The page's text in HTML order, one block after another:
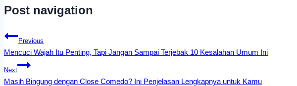
Post navigation
Previous
Mencuci Wajah Itu Penting, Tapi Jangan Sampai Terjebak 10 Kesalahan Umum Ini
Next
Masih Bingung dengan Close Comedo? Ini Penjelasan Lengkapnya untuk Kamu